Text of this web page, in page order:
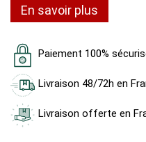
En savoir plus
Paiement 100%
Livraison 48/72h en
Livraison offerte en